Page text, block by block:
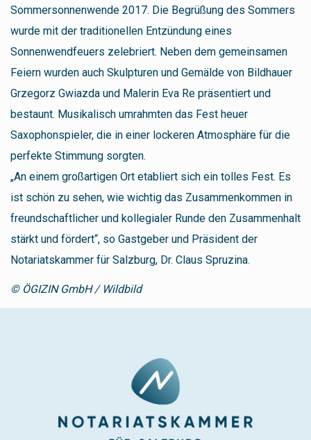
Sommersonnenwende 2017. Die Begrüßung des Sommers
wurde mit der traditionellen Entzündung eines
Sonnenwendfeuers zelebriert. Neben dem gemeinsamen
Feiern wurden auch Skulpturen und Gemälde von Bildhauer
Grzegorz Gwiazda und Malerin Eva Re präsentiert und
bestaunt. Musikalisch umrahmten das Fest heuer
Saxophonspieler, die in einer lockeren Atmosphäre für die
perfekte Stimmung sorgten.
„An einem großartigen Ort etabliert sich ein tolles Fest. Es
ist schön zu sehen, wie wichtig das Zusammenkommen in
freundschaftlicher und kollegialer Runde den Zusammenhalt
stärkt und fördert“, so Gastgeber und Präsident der
Notariatskammer für Salzburg, Dr. Claus Spruzina.
© ÖGIZIN GmbH / Wildbild